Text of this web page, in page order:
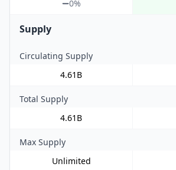
0%
Supply
Circulating Supply
4.61B
Total Supply
4.61B
Max Supply
Unlimited